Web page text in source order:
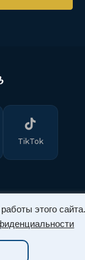
этого сайта.
TikTok